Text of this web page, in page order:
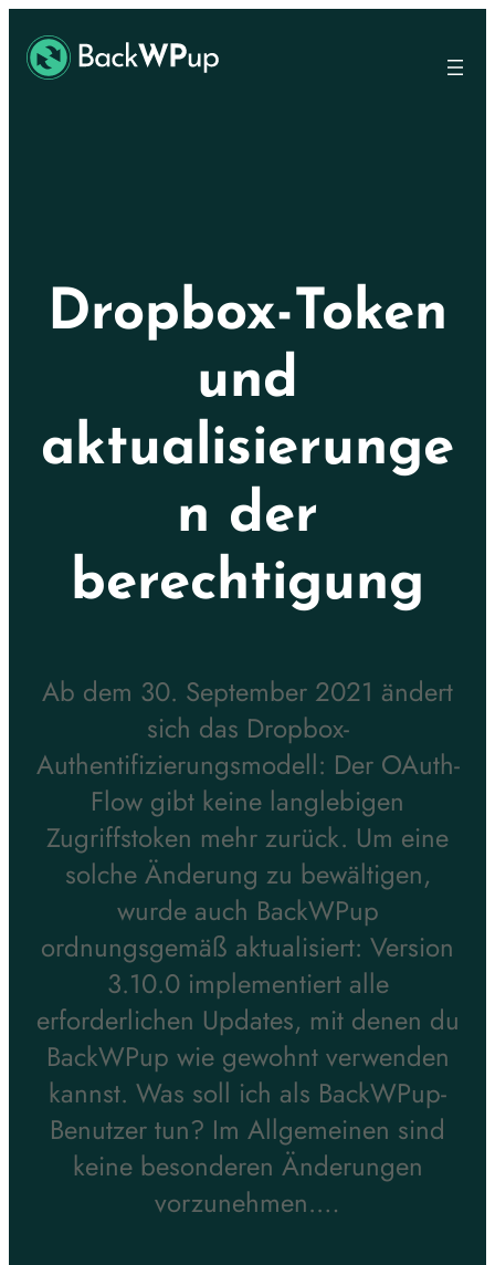
main
content
Dropbox-Token
und
aktualisierunge
n der
berechtigung
Ab dem 30. September 2021 ändert
sich das Dropbox-
Authentifizierungsmodell: Der OAuth-
Flow gibt keine langlebigen
Zugriffstoken mehr zurück. Um eine
solche Änderung zu bewältigen,
wurde auch BackWPup
ordnungsgemäß aktualisiert: Version
3.10.0 implementiert alle
erforderlichen Updates, mit denen du
BackWPup wie gewohnt verwenden
kannst. Was soll ich als BackWPup-
Benutzer tun? Im Allgemeinen sind
keine besonderen Änderungen
vorzunehmen.…